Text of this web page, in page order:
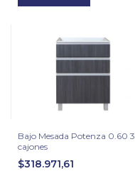
Bajo Mesada Potenza 0.60 3
cajones
$318.971,61